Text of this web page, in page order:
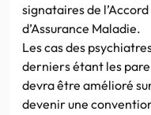
signataires de
d’Assurance Maladie.
Les cas des
derniers étant les
devra être amélioré
devenir une